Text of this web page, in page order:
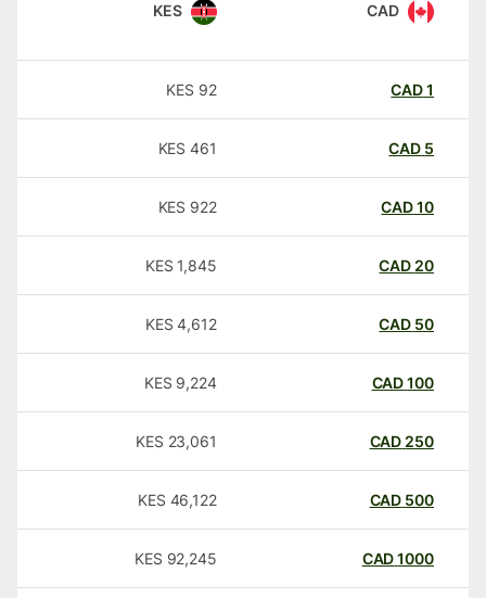
CAD
KES
CAD
92
KES
CAD
461
KES
CAD
922
KES
20
CAD
1,845
KES
50
CAD
4,612
KES
100
CAD
9,224
KES
250
CAD
23,061
KES
500
CAD
46,122
KES
1000
CAD
92,245
KES